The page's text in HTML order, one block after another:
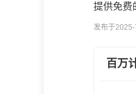
提供免费
发布于
百万